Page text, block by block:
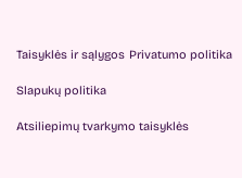
Taisyklės ir sąlygos Privatumo politika
Slapukų politika
Atsiliepimų tvarkymo taisyklės